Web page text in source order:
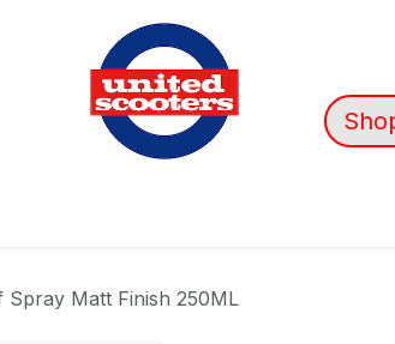
Spray Matt Finish 250ML